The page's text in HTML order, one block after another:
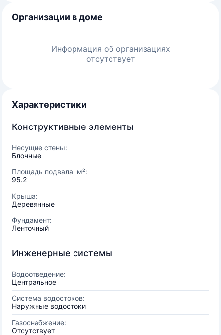
Организации в доме
Информация об организациях
отсутствует
Характеристики
Конструктивные элементы
Несущие стены:
Блочные
Площадь подвала, м²:
95.2
Крыша:
Деревянные
Фундамент:
Ленточный
Инженерные системы
Водоотведение:
Центральное
Система водостоков:
Наружные водостоки
Газоснабжение:
Отсутствует